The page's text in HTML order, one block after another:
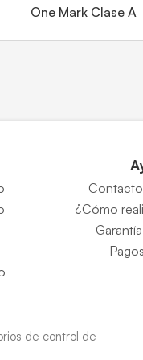
One Mark Clase A
¿Cómo
de control de